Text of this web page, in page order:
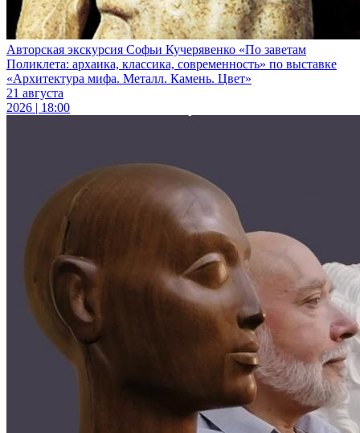
Авторская экскурсия Софьи Кучерявенко «По заветам
Поликлета: архаика, классика, современность» по выставке
«Архитектура мифа. Металл. Камень. Цвет»
21 августа
2026 | 18:00